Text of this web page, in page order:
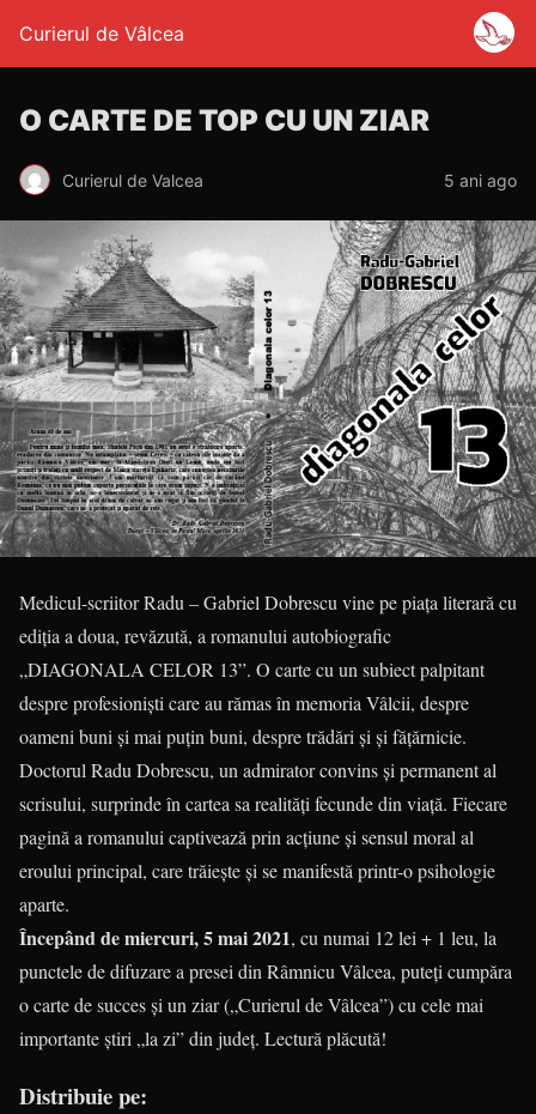
Curierul de Vâlcea
O CARTE DE TOP CU UN ZIAR
Curierul de Valcea 5 ani ago
Medicul-scriitor Radu – Gabriel Dobrescu vine pe piața literară cu
ediția a doua, revăzută, a romanului autobiografic
„DIAGONALA CELOR 13”. O carte cu un subiect palpitant
despre profesioniști care au rămas în memoria Vâlcii, despre
oameni buni și mai puțin buni, despre trădări și și fățărnicie.
Doctorul Radu Dobrescu, un admirator convins și permanent al
scrisului, surprinde în cartea sa realități fecunde din viață. Fiecare
pagină a romanului captivează prin acțiune și sensul moral al
eroului principal, care trăiește și se manifestă printr-o psihologie
aparte.
Începând de miercuri, 5 mai 2021, cu numai 12 lei + 1 leu, la
punctele de difuzare a presei din Râmnicu Vâlcea, puteți cumpăra
o carte de succes și un ziar („Curierul de Vâlcea”) cu cele mai
importante știri „la zi” din județ. Lectură plăcută!
Distribuie pe: